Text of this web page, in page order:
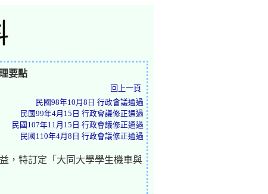
要點
回上一頁
民國98年10月8日 行政會議通過
民國99年4月15日 行政會議修正通過
民國107年11月15日 行政會議修正通過
民國110年4月8日 行政會議修正通過
，特訂定「大同大學學生機車與